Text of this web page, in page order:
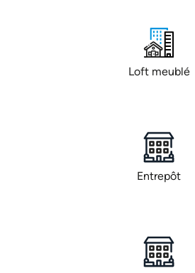
Loft meublé
Entrepôt